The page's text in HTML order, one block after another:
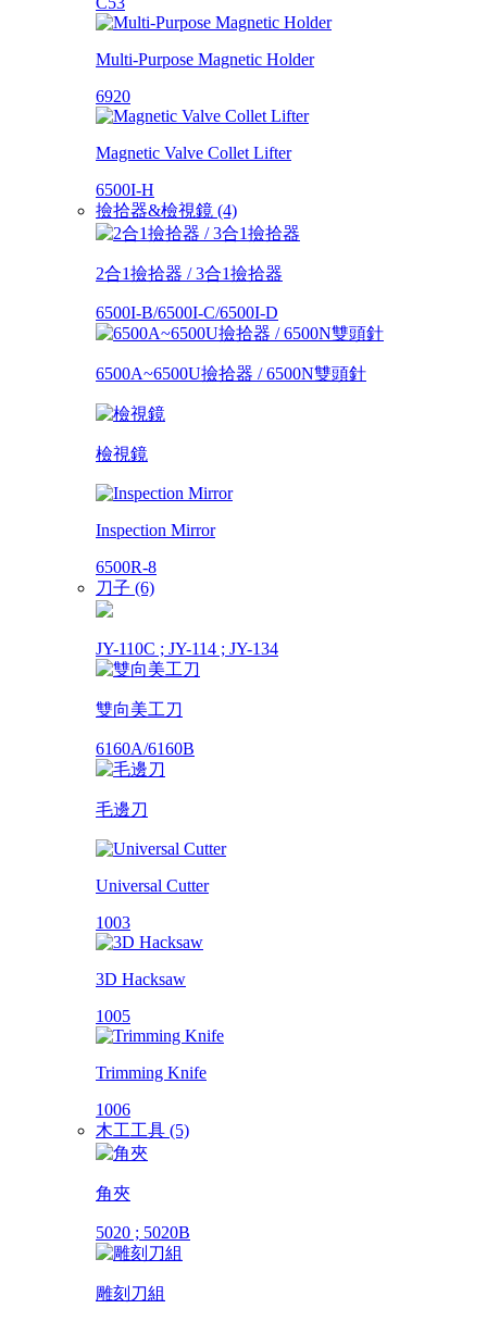
Multi-Purpose Magnetic Holder
6920
Magnetic Valve Collet Lifter
6500I-H
撿拾器&檢視鏡 (4)
2合1撿拾器 / 3合1撿拾器
6500I-B/6500I-C/6500I-D
6500A~6500U撿拾器 / 6500N雙頭針
檢視鏡
Inspection Mirror
6500R-8
刀子 (6)
JY-110C ; JY-114 ; JY-134
雙向美工刀
6160A/6160B
毛邊刀
Universal Cutter
1003
3D Hacksaw
1005
Trimming Knife
1006
木工工具 (5)
角夾
5020 ; 5020B
雕刻刀組